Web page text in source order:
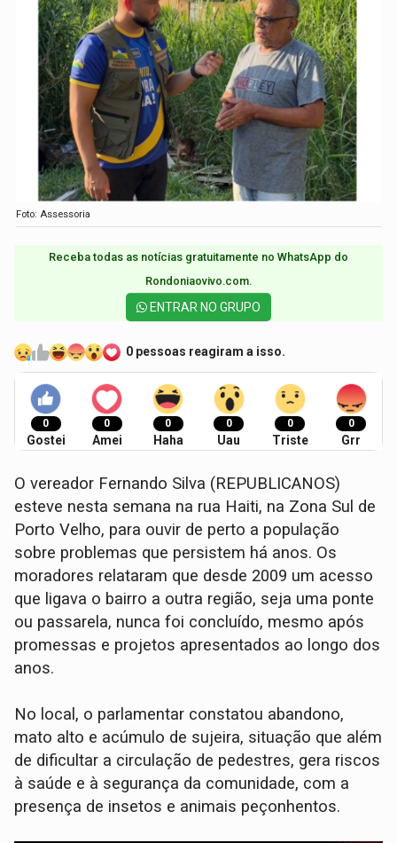
Foto: Assessoria
Receba todas as notícias gratuitamente no WhatsApp do
Rondoniaovivo.com.​
ENTRAR NO GRUPO
0 pessoas reagiram a isso.
0
Gostei
0
Amei
0
Haha
0
Uau
0
Triste
0
Grr
O vereador Fernando Silva (REPUBLICANOS)
esteve nesta semana na rua Haiti, na Zona Sul de
Porto Velho, para ouvir de perto a população
sobre problemas que persistem há anos. Os
moradores relataram que desde 2009 um acesso
que ligava o bairro a outra região, seja uma ponte
ou passarela, nunca foi concluído, mesmo após
promessas e projetos apresentados ao longo dos
anos.
No local, o parlamentar constatou abandono,
mato alto e acúmulo de sujeira, situação que além
de dificultar a circulação de pedestres, gera riscos
à saúde e à segurança da comunidade, com a
presença de insetos e animais peçonhentos.